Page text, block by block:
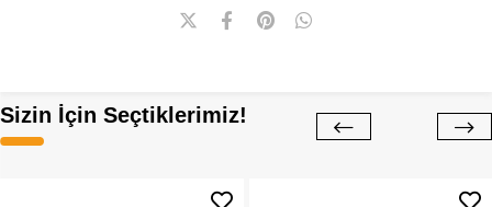
Sizin İçin Seçtiklerimiz!